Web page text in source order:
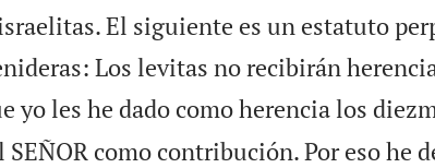
El siguiente es un estatuto
Los levitas no recibirán
yo les he dado como herencia los
como contribución. Por eso he